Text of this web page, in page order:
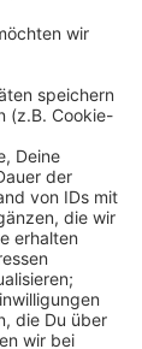
der
von drei
- auf heute
am
im
sich gleich
vor,